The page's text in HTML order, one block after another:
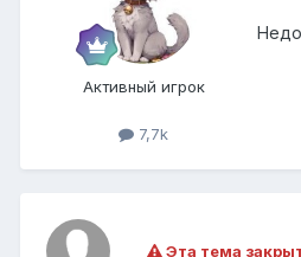
Активный игрок
7,7k
Эта тема